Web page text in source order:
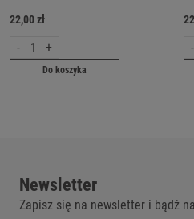
22,00 zł
- +
Do koszyka
-
Newsletter
Zapisz się na newsletter i bądź